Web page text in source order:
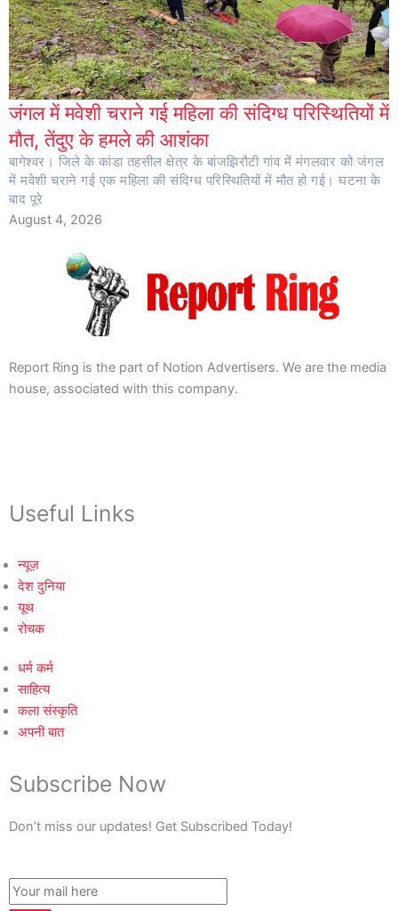
जंगल में मवेशी चराने गई महिला की संदिग्ध परिस्थितियों में
मौत, तेंदुए के हमले की आशंका
बागेश्वर। जिले के कांडा तहसील क्षेत्र के बांजझिरौटी गांव में मंगलवार को जंगल
में मवेशी चराने गई एक महिला की संदिग्ध परिस्थितियों में मौत हो गई। घटना के
बाद पूरे
August 4, 2026
Report Ring is the part of Notion Advertisers. We are the media
house, associated with this company.
Useful Links
न्यूज़
देश दुनिया
यूथ
रोचक
धर्म कर्म
साहित्य
कला संस्कृति
अपनी बात
Subscribe Now
Don’t miss our updates! Get Subscribed Today!